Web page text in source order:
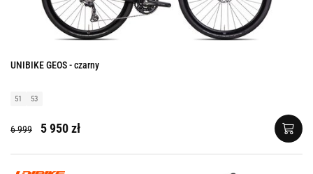
UNIBIKE GEOS - czarny
51 53
6 999 5 950 zł